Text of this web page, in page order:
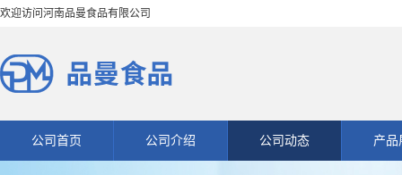
欢迎访问河南品曼食品有限公司
公司首页 公司介绍 公司动态 产品